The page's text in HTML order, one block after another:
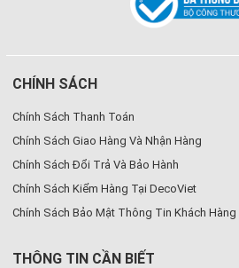
CHÍNH SÁCH
Chính Sách Thanh Toán
Chính Sách Giao Hàng Và Nhận Hàng
Chính Sách Đổi Trả Và Bảo Hành
Chính Sách Kiểm Hàng Tại DecoViet
Chính Sách Bảo Mật Thông Tin Khách Hàng
THÔNG TIN CẦN BIẾT